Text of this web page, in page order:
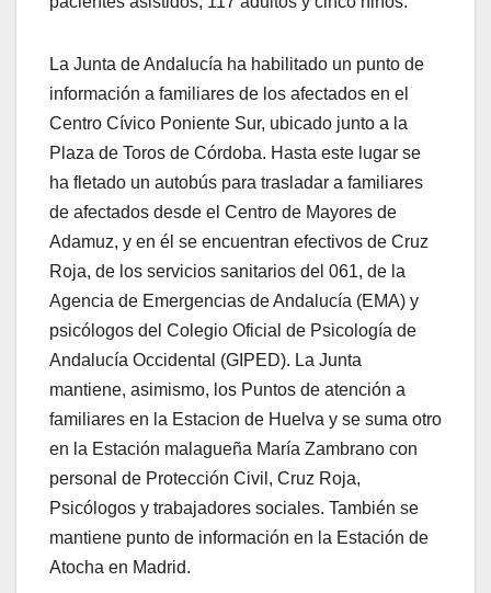
La Junta de Andalucía ha habilitado un punto de
información a familiares de los afectados en el
Centro Cívico Poniente Sur, ubicado junto a la
Plaza de Toros de Córdoba. Hasta este lugar se
ha fletado un autobús para trasladar a familiares
de afectados desde el Centro de Mayores de
Adamuz, y en él se encuentran efectivos de Cruz
Roja, de los servicios sanitarios del 061, de la
Agencia de Emergencias de Andalucía (EMA) y
psicólogos del Colegio Oficial de Psicología de
Andalucía Occidental (GIPED). La Junta
mantiene, asimismo, los Puntos de atención a
familiares en la Estacion de Huelva y se suma otro
en la Estación malagueña María Zambrano con
personal de Protección Civil, Cruz Roja,
Psicólogos y trabajadores sociales. También se
mantiene punto de información en la Estación de
Atocha en Madrid.